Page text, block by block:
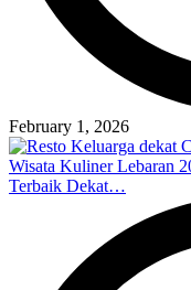
February 1, 2026
Wisata Kuliner Lebaran
Terbaik Dekat…